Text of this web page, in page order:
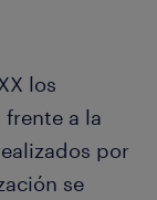
los
a la
por
se